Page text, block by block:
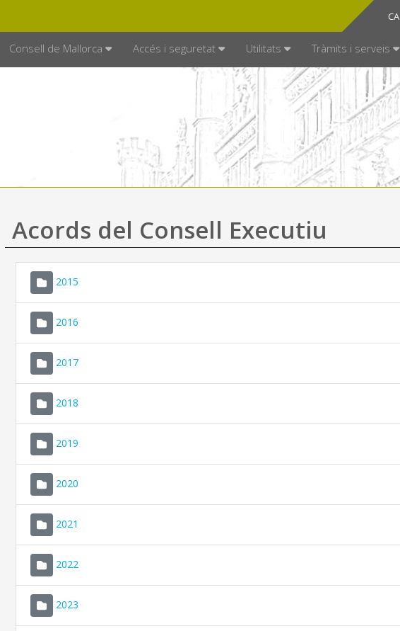
CA
ES
Consell de Mallorca Accés i seguretat Utilitats Tràmits i serveis
Acords del Consell Executiu
2015
2016
2017
2018
2019
2020
2021
2022
2023